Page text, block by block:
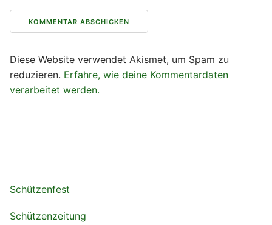
Diese Website verwendet Akismet, um Spam zu
reduzieren. Erfahre, wie deine Kommentardaten
verarbeitet werden.
Schützenfest
Schützenzeitung